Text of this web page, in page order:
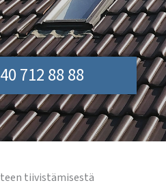
712 88 88
tiivistämisestä